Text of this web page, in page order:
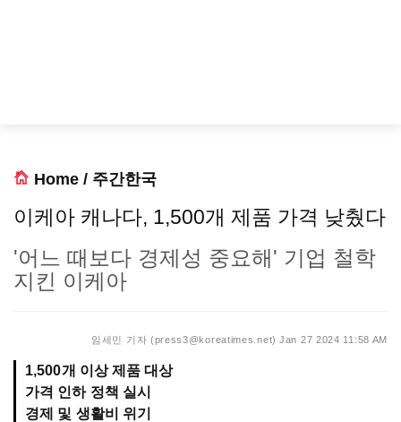
Home / 주간한국
이케아 캐나다, 1,500개 제품 가격 낮췄다
'어느 때보다 경제성 중요해' 기업 철학
지킨 이케아
임세민 기자 (press3@koreatimes.net) Jan 27 2024 11:58 AM
1,500개 이상 제품 대상
가격 인하 정책 실시
경제 및 생활비 위기